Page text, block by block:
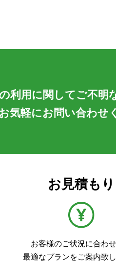
利用に関してご不明
気軽にお問い合わせ
お見積もり
お客様のご状況に合わせ
最適なプランをご案内致し